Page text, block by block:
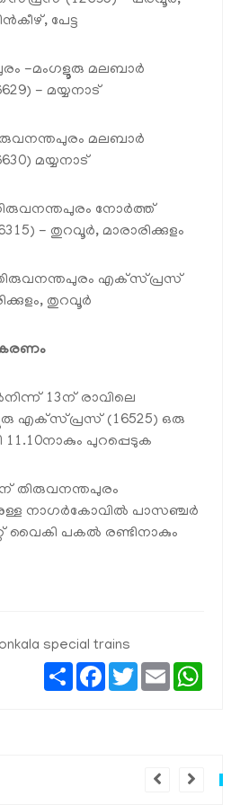
പേട്ട
-മംഗളൂരു മലബാർ
- മയ്യനാട്
മലബാർ
മയ്യനാട്
നോർത്ത്
- തുറവൂർ, മാരാരിക്കുളം
തിരുവനന്തപുരം എക്‌സ്പ്രസ്
തുറവൂർ
13ന് രാവിലെ
എക്‌സ്പ്രസ് (16525) ഒരു
പുറപ്പെടുക
തിരുവനന്തപുരം
നാഗർകോവിൽ പാസഞ്ചർ
വൈകി പകൽ രണ്ടിനാകും
special trains
ShareFacebook
TwitterEmail